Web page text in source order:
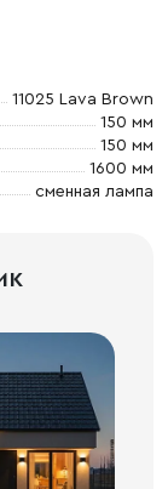
11025 Lava Brown
150 мм
150 мм
1600 мм
сменная лампа